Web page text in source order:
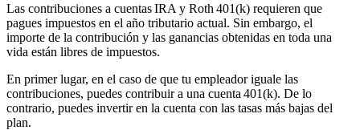
Las contribuciones a cuentas IRA y Roth 401(k) requieren que
pagues impuestos en el año tributario actual. Sin embargo, el
importe de la contribución y las ganancias obtenidas en toda una
vida están libres de impuestos.
En primer lugar, en el caso de que tu empleador iguale las
contribuciones, puedes contribuir a una cuenta 401(k). De lo
contrario, puedes invertir en la cuenta con las tasas más bajas del
plan.